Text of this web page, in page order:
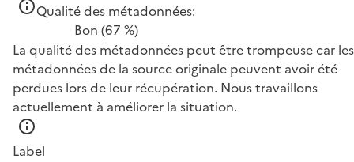
Qualité des métadonnées:
Bon (67 %)
La qualité des métadonnées peut être trompeuse car les
métadonnées de la source originale peuvent avoir été
perdues lors de leur récupération. Nous travaillons
actuellement à améliorer la situation.
Label